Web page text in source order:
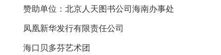
赞助单位：北京人天图书公司海南办事处
凤凰新华发行有限责任公司
海口贝多芬艺术团